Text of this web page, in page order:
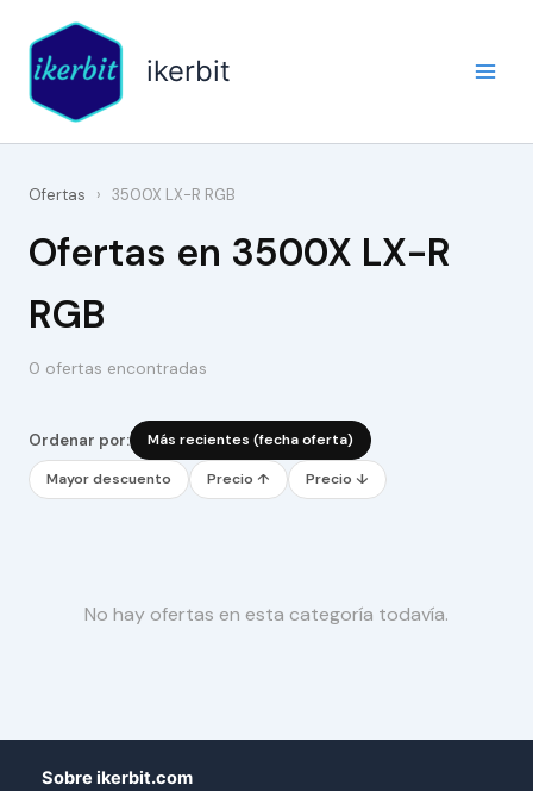
contenido
ikerbit
Ofertas › 3500X LX-R RGB
Ofertas en 3500X LX-R
RGB
0 ofertas encontradas
Ordenar por: Más recientes (fecha oferta)
Mayor descuento Precio ↑ Precio ↓
No hay ofertas en esta categoría todavía.
Sobre ikerbit.com